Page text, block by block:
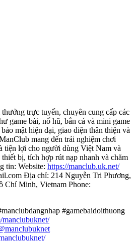
trực tuyến, chuyên cung cấp các
game bài, nổ hũ, bắn cá và mini game
mật hiện đại, giao diện thân thiện và
mang đến trải nghiệm chơi
tiện lợi cho người dùng Việt Nam và
bị, tích hợp rút nạp nhanh và chăm
tin: Website: https://manclub.uk.net/
Địa chỉ: 214 Nguyễn Tri Phương,
Chí Minh, Vietnam Phone:
#gamebaidoithuong